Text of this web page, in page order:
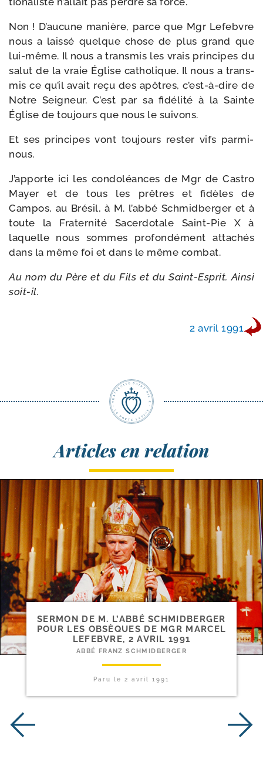
Non ! D’aucune manière, parce que Mgr Lefebvre
nous a lais­sé quelque chose de plus grand que
lui-​même. Il nous a trans­mis les vrais prin­cipes du
salut de la vraie Église catho­lique. Il nous a trans­
mis ce qu’il avait reçu des apôtres, c’est-à-dire de
Notre Seigneur. C’est par sa fidé­li­té à la Sainte
Église de tou­jours que nous le suivons.
Et ses prin­cipes vont tou­jours res­ter vifs parmi-
nous.
J’apporte ici les condo­léances de Mgr de Castro
Mayer et de tous les prêtres et fidèles de
Campos, au Brésil, à M. l’abbé Schmidberger et à
toute la Fraternité Sacerdotale Saint-​Pie X à
laquelle nous sommes pro­fon­dé­ment atta­chés
dans la même foi et dans le même combat.
Au nom du Père et du Fils et du Saint-​Esprit. Ainsi
soit-il.
2 avril 1991
Articles en relation
SERMON DE M. L’ABBÉ SCHMIDBERGER
POUR LES OBSÈQUES DE MGR MARCEL
LEFEBVRE, 2 AVRIL 1991
ABBÉ FRANZ SCHMIDBERGER
Paru le 2 avril 1991